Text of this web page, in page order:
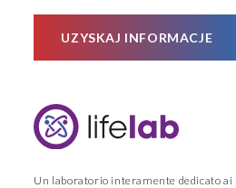
UZYSKAJ INFORMACJE
Un laboratorio interamente dedicato